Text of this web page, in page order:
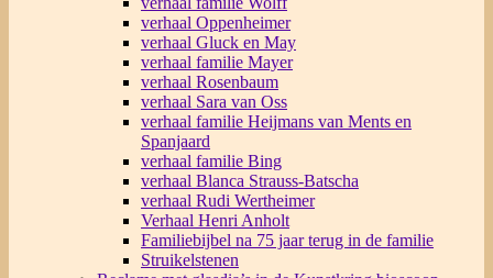
verhaal Oppenheimer
verhaal Gluck en May
verhaal familie Mayer
verhaal Rosenbaum
verhaal Sara van Oss
verhaal familie Heijmans van Ments en
Spanjaard
verhaal familie Bing
verhaal Blanca Strauss-Batscha
verhaal Rudi Wertheimer
Verhaal Henri Anholt
Familiebijbel na 75 jaar terug in de familie
Struikelstenen